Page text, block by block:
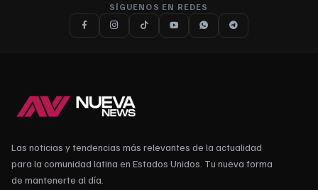
SÍGUENOS EN REDES
Las noticias y tendencias más relevantes de la actualidad
para la comunidad latina en Estados Unidos. Tu nueva forma
de mantenerte al día.